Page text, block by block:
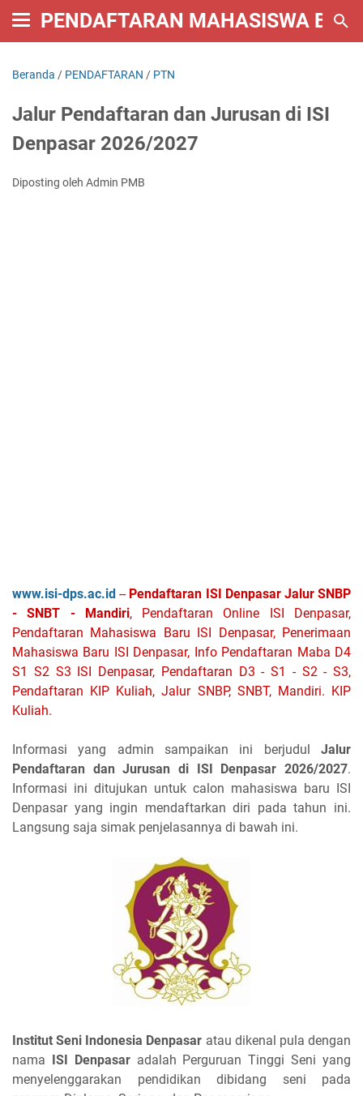
PENDAFTARAN MAHASISWA
Beranda / PENDAFTARAN / PTN
Jalur Pendaftaran dan Jurusan di ISI
Denpasar 2026/2027
Diposting oleh Admin PMB
www.isi-dps.ac.id -- Pendaftaran ISI Denpasar Jalur SNBP
- SNBT - Mandiri, Pendaftaran Online ISI Denpasar,
Pendaftaran Mahasiswa Baru ISI Denpasar, Penerimaan
Mahasiswa Baru ISI Denpasar, Info Pendaftaran Maba D4
S1 S2 S3 ISI Denpasar, Pendaftaran D3 - S1 - S2 - S3,
Pendaftaran KIP Kuliah, Jalur SNBP, SNBT, Mandiri. KIP
Kuliah.
Informasi yang admin sampaikan ini berjudul Jalur
Pendaftaran dan Jurusan di ISI Denpasar 2026/2027.
Informasi ini ditujukan untuk calon mahasiswa baru ISI
Denpasar yang ingin mendaftarkan diri pada tahun ini.
Langsung saja simak penjelasannya di bawah ini.
Institut Seni Indonesia Denpasar atau dikenal pula dengan
nama ISI Denpasaradalah Perguruan Tinggi Seni yang
menyelenggarakan pendidikan dibidang seni pada